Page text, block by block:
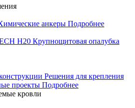
анкеры Подробнее
H20 Крупнощитовая опалубка
Решения для крепления
проекты Подробнее
кровли